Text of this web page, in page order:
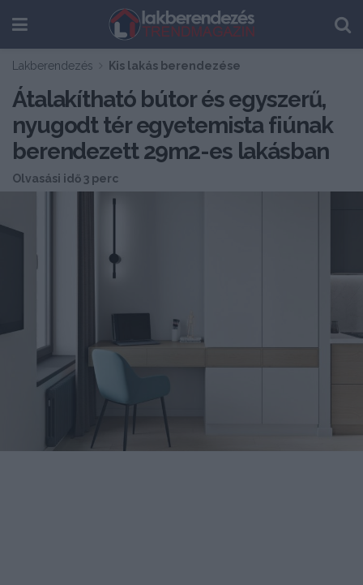
Lakberendezés Kis lakás berendezése
Átalakítható bútor és egyszerű,
nyugodt tér egyetemista fiúnak
berendezett 29m2-es lakásban
Olvasási idő 3 perc